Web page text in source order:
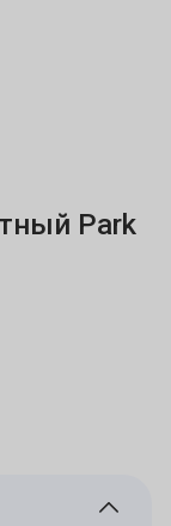
Park